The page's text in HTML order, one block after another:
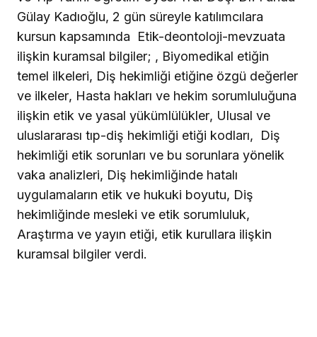
Gülay Kadıoğlu, 2 gün süreyle katılımcılara
kursun kapsamında
Etik-deontoloji-mevzuata
ilişkin kuramsal bilgiler; , Biyomedikal etiğin
temel ilkeleri, Diş hekimliği etiğine özgü değerler
ve ilkeler, Hasta hakları ve hekim sorumluluğuna
ilişkin etik ve yasal yükümlülükler, Ulusal ve
uluslararası tıp-diş hekimliği etiği kodları,
Diş
hekimliği etik sorunları ve bu sorunlara yönelik
vaka analizleri, Diş hekimliğinde hatalı
uygulamaların etik ve hukuki boyutu, Diş
hekimliğinde mesleki ve etik sorumluluk,
Araştırma ve yayın etiği, etik kurullara ilişkin
kuramsal bilgiler verdi.